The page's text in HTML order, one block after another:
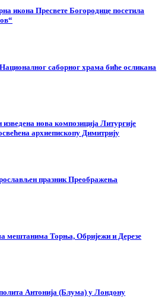
икона Пресвете Богородице посетила
саборног храма биће осликана
нова композиција Литургије
архиепископу Димитрију
празник Преображења
мештанима Торња, Обријежи и Дерезе
Антонија (Блума) у Лондону